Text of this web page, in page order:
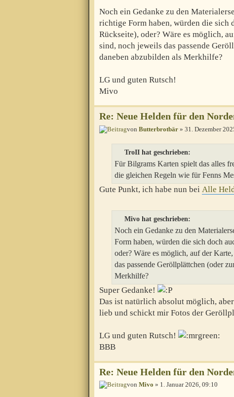
Noch ein Gedanke zu den
richtige Form haben, würden die sich
Rückseite), oder? Wäre es möglich,
sind, noch jeweils das passende
daneben abzubilden als Merkhilfe?
LG und guten Rutsch!
Mivo
Re: Neue Helden für den
von Butterbrotbär » 31. Dezember
TroII hat geschrieben:
Für Bilgrams Karten spielt das alles
die gleichen Regeln wie für Fenns
Gute Punkt, ich habe nun bei Alle
Mivo hat geschrieben:
Noch ein Gedanke zu den
Form haben, würden die sich doch
oder? Wäre es möglich, auf der
das passende Geröllplättchen (oder
Merkhilfe?
Super Gedanke!
Das ist natürlich absolut möglich,
lieb und schickt mir Fotos der
LG und guten Rutsch!
BBB
Re: Neue Helden für den
von Mivo » 1. Januar 2026, 09:10